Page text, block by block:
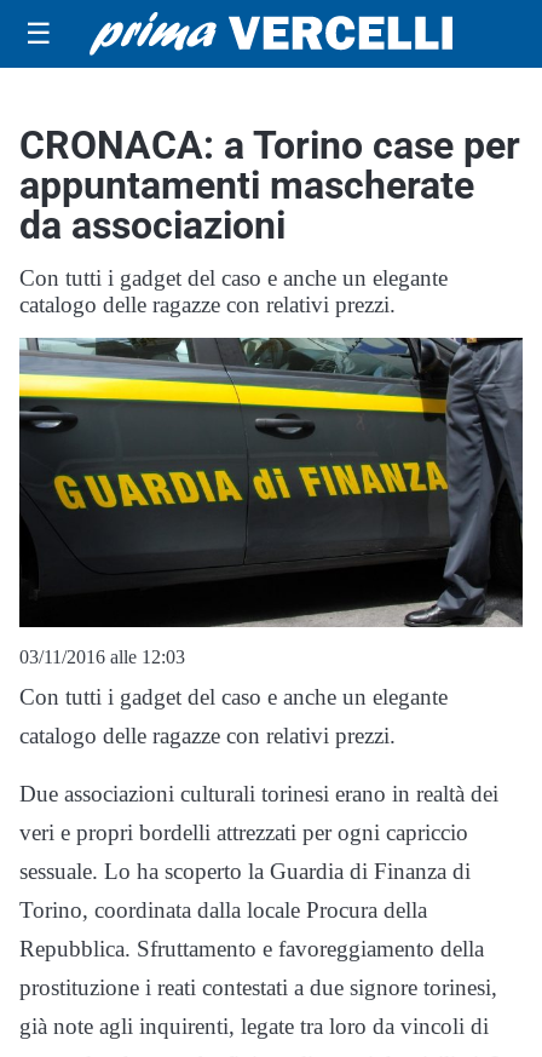
☰
CRONACA: a Torino case per
appuntamenti mascherate
da associazioni
Con tutti i gadget del caso e anche un elegante
catalogo delle ragazze con relativi prezzi.
03/11/2016 alle 12:03
Con tutti i gadget del caso e anche un elegante
catalogo delle ragazze con relativi prezzi.
Due associazioni culturali torinesi erano in realtà dei
veri e propri bordelli attrezzati per ogni capriccio
sessuale. Lo ha scoperto la Guardia di Finanza di
Torino, coordinata dalla locale Procura della
Repubblica. Sfruttamento e favoreggiamento della
prostituzione i reati contestati a due signore torinesi,
già note agli inquirenti, legate tra loro da vincoli di